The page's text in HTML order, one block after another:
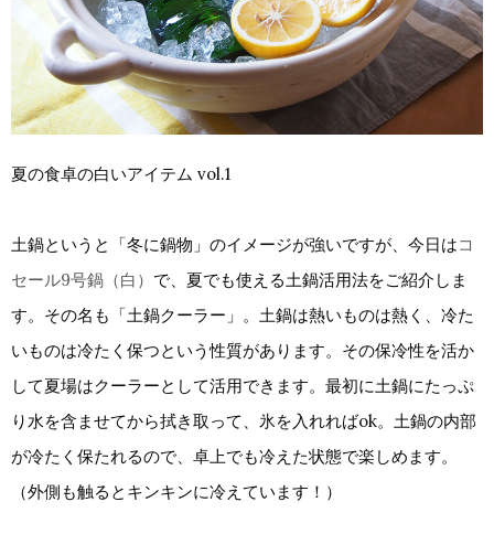
夏の食卓の白いアイテム vol.1
土鍋というと「冬に鍋物」のイメージが強いですが、今日はコ
セール9号鍋（白） で、夏でも使える土鍋活用法をご紹介しま
す。その名も「土鍋クーラー」。土鍋は熱いものは熱く、冷た
いものは冷たく保つという性質があります。その保冷性を活か
して夏場はクーラーとして活用できます。最初に土鍋にたっぷ
り水を含ませてから拭き取って、氷を入れればok。土鍋の内部
が冷たく保たれるので、卓上でも冷えた状態で楽しめます。
（外側も触るとキンキンに冷えています！）